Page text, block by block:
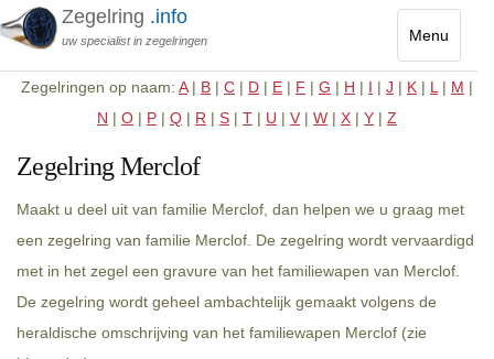
Menu
Toggle
Zegelring .info
uw specialist in zegelringen
Zegelringen op naam: A| B | C | D | E | F | G | H | I | J | K | L | M |
N | O | P | Q | R | S | T | U | V | W | X | Y | Z
Zegelring Merclof
Maakt u deel uit van familie Merclof, dan helpen we u graag met
een zegelring van familie Merclof. De zegelring wordt vervaardigd
met in het zegel een gravure van het familiewapen van Merclof.
De zegelring wordt geheel ambachtelijk gemaakt volgens de
heraldische omschrijving van het familiewapen Merclof (zie